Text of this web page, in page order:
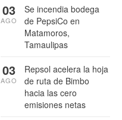
Se incendia bodega
de PepsiCo en
Matamoros,
Tamaulipas
03
AGO
Repsol acelera la hoja
de ruta de Bimbo
hacia las cero
emisiones netas
03
AGO